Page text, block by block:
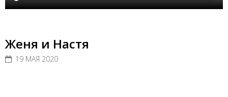
Женя и Настя
19 МАЯ 2020